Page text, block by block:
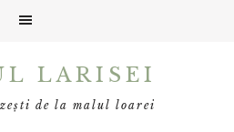
LARISEI
de la malul loarei